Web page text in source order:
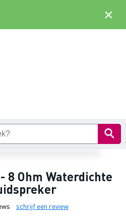
8 Ohm Waterdichte
schrijf een review
×